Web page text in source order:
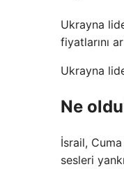
Ukrayna
fiyatlarını
Ukrayna
Ne
İsrail,
sesleri